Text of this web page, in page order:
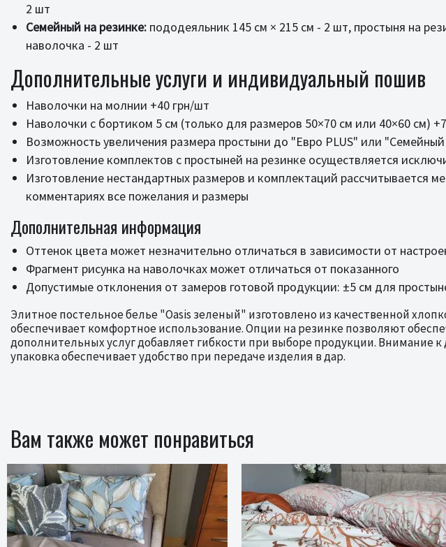
2 шт
Семейный на резинке: пододеяльник 145 см × 215 см - 2 шт, простыня на
наволочка - 2 шт
Дополнительные услуги и индивидуальный пошив
Наволочки на молнии +40 грн/шт
Наволочки с бортиком 5 см (только для размеров 50×70 см или 40×60 см)
Возможность увеличения размера простыни до "Евро PLUS" или
Изготовление комплектов с простыней на резинке осуществляется
Изготовление нестандартных размеров и комплектаций рассчитывается
комментариях все пожелания и размеры
Дополнительная информация
Оттенок цвета может незначительно отличаться в зависимости от
Фрагмент рисунка на наволочках может отличаться от показанного
Допустимые отклонения от замеров готовой продукции: ±5 см для
Элитное постельное белье "Oasis зеленый" изготовлено из качественной
обеспечивает комфортное использование. Опции на резинке позволяют
дополнительных услуг добавляет гибкости при выборе продукции. Внимание
упаковка обеспечивает удобство при передаче изделия в дар.
Вам также может понравиться